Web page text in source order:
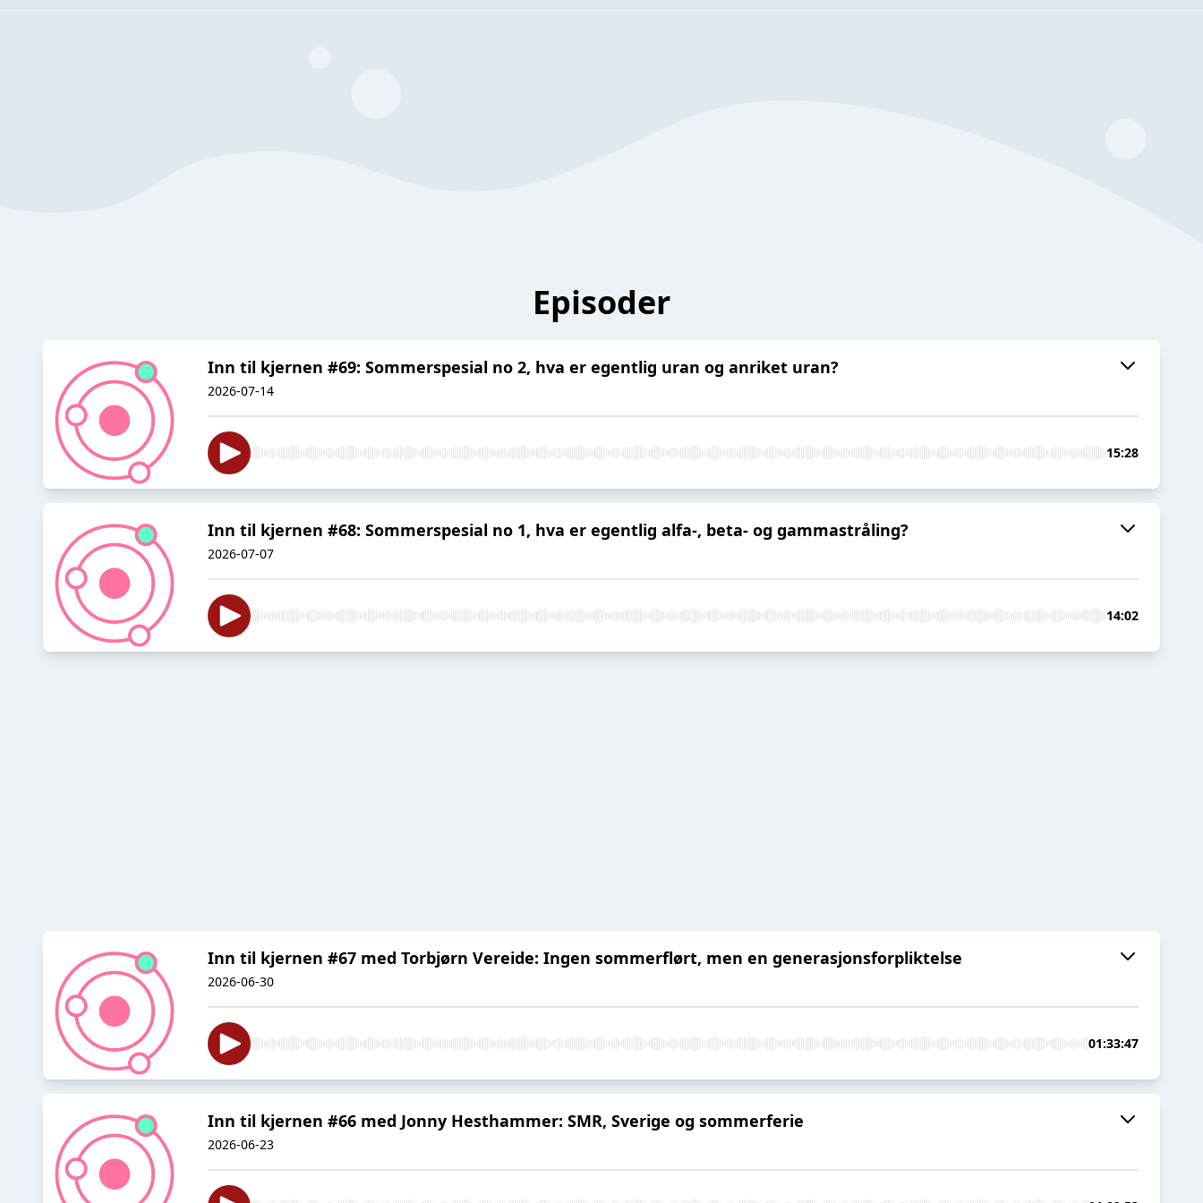
Episoder
Inn til kjernen #69: Sommerspesial no 2, hva er egentlig uran og anriket uran?
2026-07-14
15:28
Inn til kjernen #68: Sommerspesial no 1, hva er egentlig alfa-, beta- og gammastråling?
2026-07-07
14:02
Inn til kjernen #67 med Torbjørn Vereide: Ingen sommerflørt, men en generasjonsforpliktelse
2026-06-30
01:33:47
Inn til kjernen #66 med Jonny Hesthammer: SMR, Sverige og sommerferie
2026-06-23